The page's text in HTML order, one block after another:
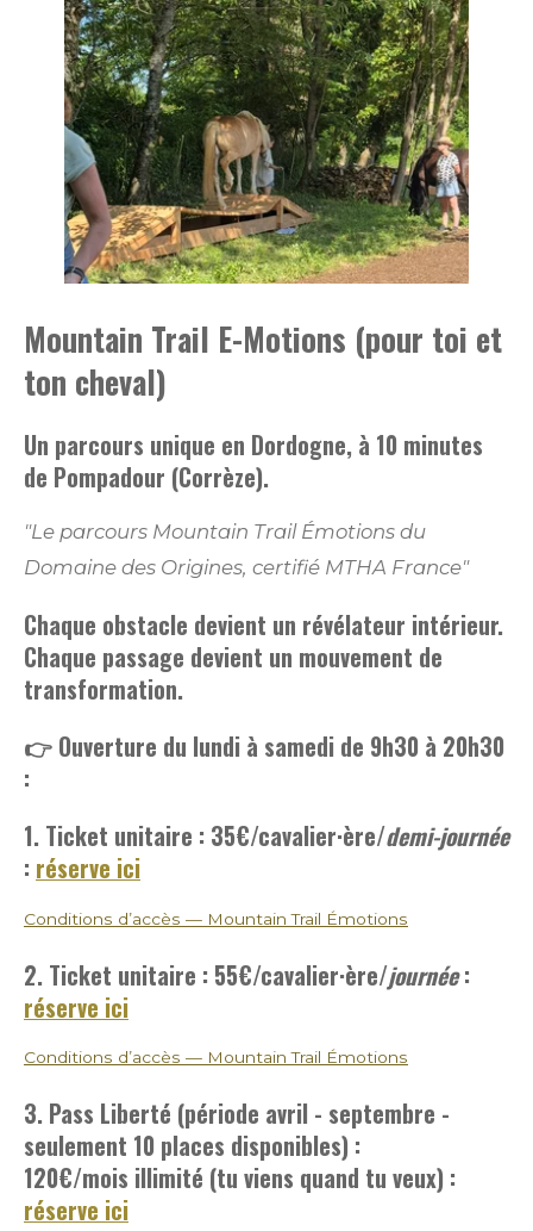
Mountain Trail E-Motions (pour toi et
ton cheval)
Un parcours unique en Dordogne, à 10 minutes
de Pompadour (Corrèze).
"Le parcours Mountain Trail Émotions du
Domaine des Origines, certifié MTHA France"
Chaque obstacle devient un révélateur intérieur.
Chaque passage devient un mouvement de
transformation.
👉 Ouverture du lundi à samedi de 9h30 à 20h30
:
1. Ticket unitaire : 35€/cavalier·ère/demi-journée
: réserve ici
Conditions d’accès — Mountain Trail Émotions
2. Ticket unitaire : 55€/cavalier·ère/journée:
réserve ici
Conditions d’accès — Mountain Trail Émotions
3. Pass Liberté (période avril - septembre -
seulement 10 places disponibles) :
120€/mois illimité (tu viens quand tu veux) :
réserve ici